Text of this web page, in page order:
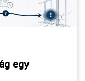
egy